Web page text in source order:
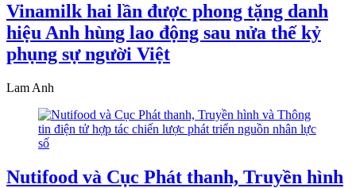
Vinamilk hai lần được phong tặng danh
hiệu Anh hùng lao động sau nửa thế kỷ
phụng sự người Việt
Lam Anh
Nutifood và Cục Phát thanh, Truyền hình